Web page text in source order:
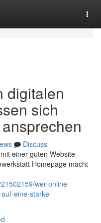
digitalen
sich
Discuss
einer guten Website
Homepage macht
wer-online-
eine-starke-